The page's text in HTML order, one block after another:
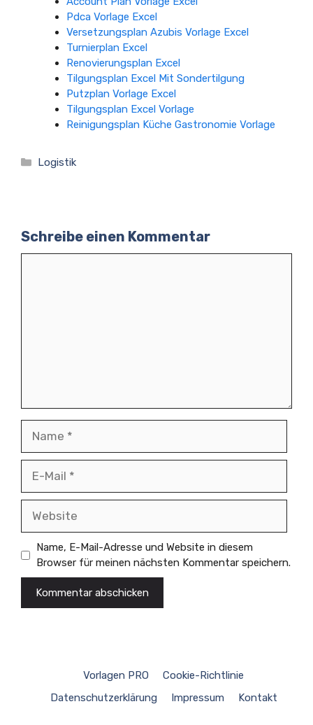
Pdca Vorlage Excel
Versetzungsplan Azubis Vorlage Excel
Turnierplan Excel
Renovierungsplan Excel
Tilgungsplan Excel Mit Sondertilgung
Putzplan Vorlage Excel
Tilgungsplan Excel Vorlage
Reinigungsplan Küche Gastronomie Vorlage
Kategorien
Logistik
Schreibe einen Kommentar
Mail
Name, E-Mail-Adresse und Website in diesem
Browser für meinen nächsten Kommentar speichern.
Vorlagen PRO
Cookie-Richtlinie
Datenschutzerklärung
Impressum Kontakt